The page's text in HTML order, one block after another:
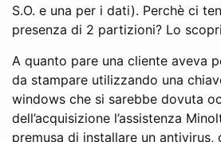
S.O. e una per i dati). Perchè ci
presenza di 2 partizioni? Lo
A quanto pare una cliente aveva
da stampare utilizzando una
windows che si sarebbe dovuta
dell’acquisizione l’assistenza
premusa di installare un antivirus,